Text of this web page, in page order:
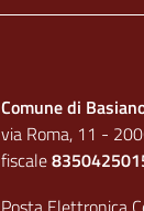
Comune di
via Roma, 11 -
fiscale